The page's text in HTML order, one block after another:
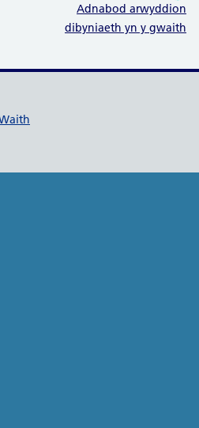
Adnabod arwyddion
dibyniaeth yn y gwaith
Cymru Iach ar
Support links